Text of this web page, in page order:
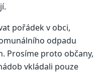
pořádek v obci,
odpadu
Prosíme proto občany,
vkládali pouze